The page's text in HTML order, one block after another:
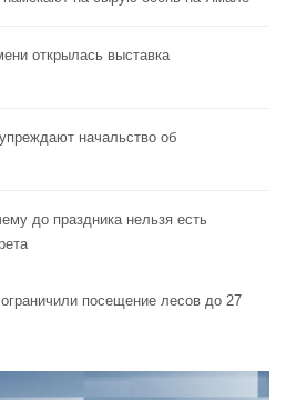
открылась выставка
начальство об
до праздника нельзя есть
посещение лесов до 27